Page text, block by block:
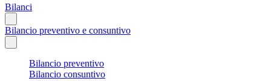
Bilanci
Bilancio preventivo e consuntivo
Bilancio preventivo
Bilancio consuntivo